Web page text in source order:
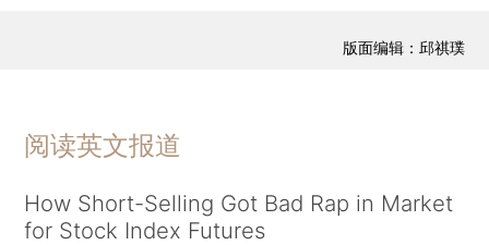
版面编辑：邱祺璞
阅读英文报道
How Short-Selling Got Bad Rap in Market
for Stock Index Futures